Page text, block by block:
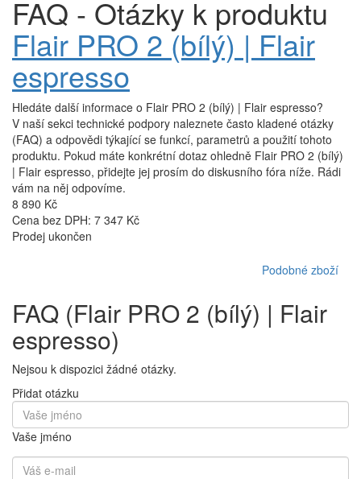
FAQ - Otázky k produktu
Flair PRO 2 (bílý) | Flair
espresso
Hledáte další informace o Flair PRO 2 (bílý) | Flair espresso?
V naší sekci technické podpory naleznete často kladené otázky
(FAQ) a odpovědi týkající se funkcí, parametrů a použití tohoto
produktu. Pokud máte konkrétní dotaz ohledně Flair PRO 2 (bílý)
| Flair espresso, přidejte jej prosím do diskusního fóra níže. Rádi
vám na něj odpovíme.
8 890 Kč
Cena bez DPH: 7 347 Kč
Prodej ukončen
Podobné zboží
FAQ (Flair PRO 2 (bílý) | Flair
espresso)
Nejsou k dispozici žádné otázky.
Přidat otázku
Vaše jméno